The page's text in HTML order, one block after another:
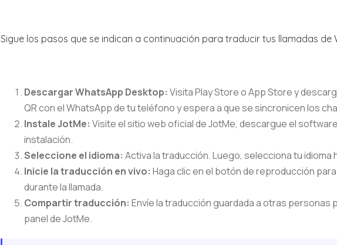
Sigue los pasos que se indican a continuación para traducir tus llamadas de
Descargar WhatsApp Desktop: Visita Play Store o App Store y
QR con el WhatsApp de tu teléfono y espera a que se sincronicen los
Instale JotMe:Visite el sitio web oficial de JotMe, descargue el
instalación.
Seleccione el idioma: Activa la traducción. Luego, selecciona tu idioma
Inicie la traducción en vivo: Haga clic en el botón de reproducción
durante la llamada.
Compartir traducción:Envíe la traducción guardada a otras
panel de JotMe.